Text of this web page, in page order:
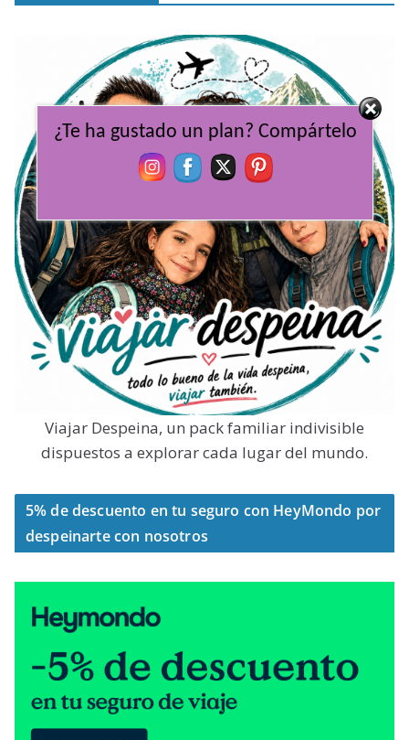
Viajar Despeina, un pack familiar indivisible
dispuestos a explorar cada lugar del mundo.
5% de descuento en tu seguro con HeyMondo por
despeinarte con nosotros
¿Te ha gustado un plan? Compártelo